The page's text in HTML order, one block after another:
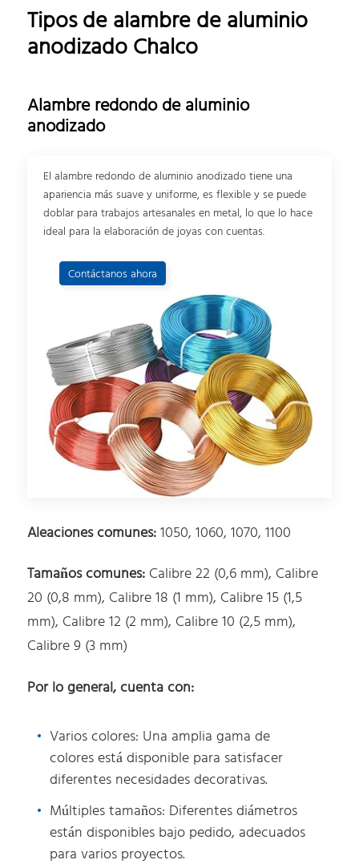
Tipos de alambre de aluminio
anodizado Chalco
Alambre redondo de aluminio
anodizado
El alambre redondo de aluminio anodizado tiene una
apariencia más suave y uniforme, es flexible y se puede
doblar para trabajos artesanales en metal, lo que lo hace
ideal para la elaboración de joyas con cuentas.
Contáctanos ahora
Aleaciones comunes:1050, 1060, 1070, 1100
Tamaños comunes: Calibre 22 (0,6 mm), Calibre
20 (0,8 mm), Calibre 18 (1 mm), Calibre 15 (1,5
mm), Calibre 12 (2 mm), Calibre 10 (2,5 mm),
Calibre 9 (3 mm)
Por lo general, cuenta con:
Varios colores: Una amplia gama de
colores está disponible para satisfacer
diferentes necesidades decorativas.
Múltiples tamaños: Diferentes diámetros
están disponibles bajo pedido, adecuados
para varios proyectos.